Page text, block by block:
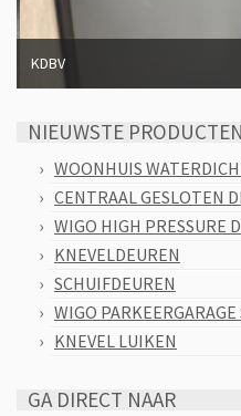
KDBV
NIEUWSTE PRODUCTEN
WOONHUIS
CENTRAAL GESLOTEN
WIGO HIGH PRESSURE
KNEVELDEUREN
SCHUIFDEUREN
WIGO
KNEVEL LUIKEN
GA DIRECT NAAR